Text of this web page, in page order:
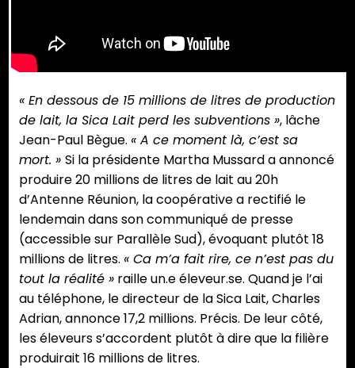
« En dessous de 15 millions de litres de production
de lait, la Sica Lait perd les subventions », lâche
Jean-Paul Bègue. « A ce moment là, c’est sa
mort. » Si la présidente Martha Mussard a annoncé
produire 20 millions de litres de lait au 20h
d’Antenne Réunion, la coopérative a rectifié le
lendemain dans son communiqué de presse
(accessible sur Parallèle Sud), évoquant plutôt 18
millions de litres. « Ca m’a fait rire, ce n’est pas du
tout la réalité » raille un.e éleveur.se. Quand je l’ai
au téléphone, le directeur de la Sica Lait, Charles
Adrian, annonce 17,2 millions. Précis. De leur côté,
les éleveurs s’accordent plutôt à dire que la filière
produirait 16 millions de litres.